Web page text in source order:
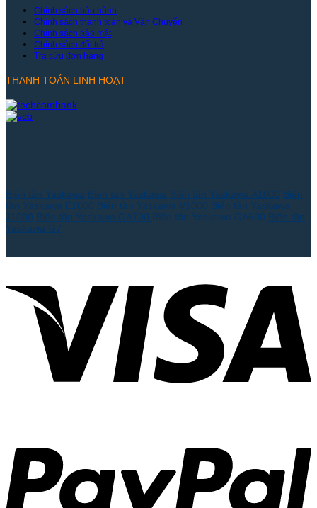
Chính sách bảo hành
Chính sách thanh toán và Vận Chuyển
Chính sách bảo mật
Chính sách đổi trả
Tra cứu đơn hàng
THANH TOÁN LINH HOẠT
Biến tần Yaskawa Bien tan Yaskawa Biến tần Yaskawa A1000 Biến
tần Yaskawa E1000 Biến tần Yaskawa V1000 Biến tần Yaskawa
J1000 Biến tần Yaskawa GA700 Biến tần Yaskawa GA500 Biến tần
Yaskawa G7